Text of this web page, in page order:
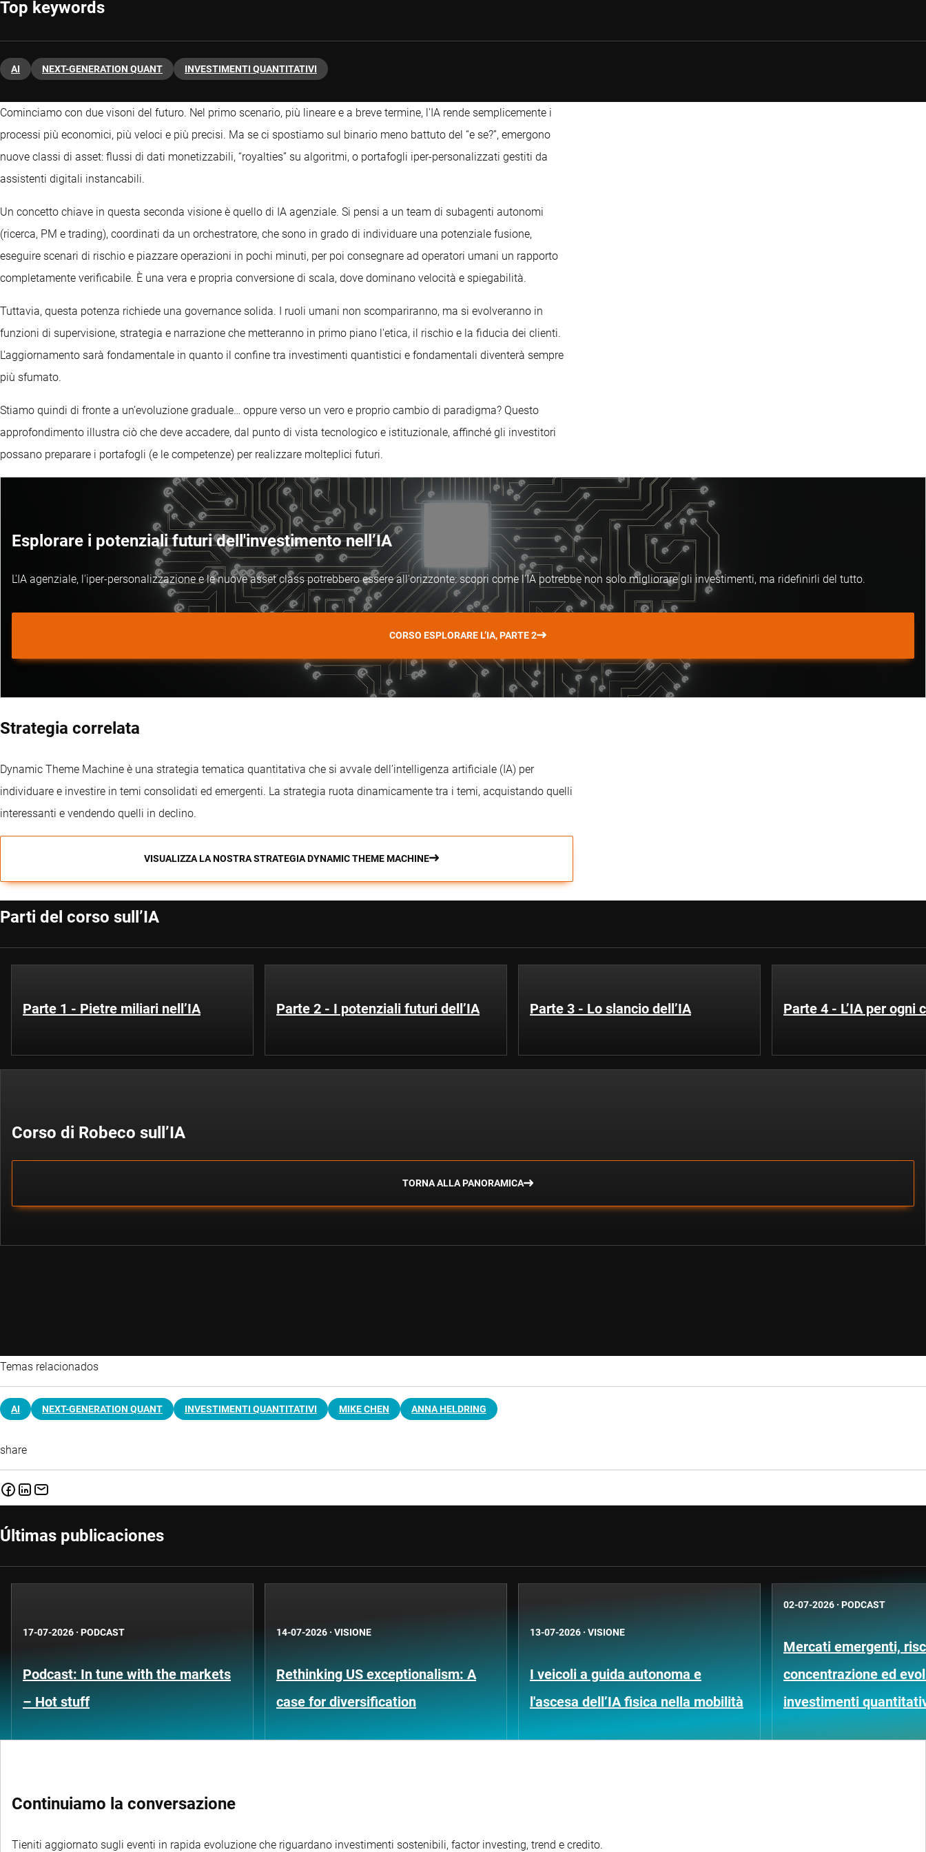
Top keywords
AI NEXT-GENERATION QUANT INVESTIMENTI QUANTITATIVI
Cominciamo con due visoni del futuro. Nel primo scenario, più lineare e a breve termine, l'IA rende semplicemente i
processi più economici, più veloci e più precisi. Ma se ci spostiamo sul binario meno battuto del “e se?”, emergono
nuove classi di asset: flussi di dati monetizzabili, “royalties” su algoritmi, o portafogli iper-personalizzati gestiti da
assistenti digitali instancabili.
Un concetto chiave in questa seconda visione è quello di IA agenziale. Si pensi a un team di subagenti autonomi
(ricerca, PM e trading), coordinati da un orchestratore, che sono in grado di individuare una potenziale fusione,
eseguire scenari di rischio e piazzare operazioni in pochi minuti, per poi consegnare ad operatori umani un rapporto
completamente verificabile. È una vera e propria conversione di scala, dove dominano velocità e spiegabilità.
Tuttavia, questa potenza richiede una governance solida. I ruoli umani non scompariranno, ma si evolveranno in
funzioni di supervisione, strategia e narrazione che metteranno in primo piano l'etica, il rischio e la fiducia dei clienti.
L'aggiornamento sarà fondamentale in quanto il confine tra investimenti quantistici e fondamentali diventerà sempre
più sfumato.
Stiamo quindi di fronte a un’evoluzione graduale… oppure verso un vero e proprio cambio di paradigma? Questo
approfondimento illustra ciò che deve accadere, dal punto di vista tecnologico e istituzionale, affinché gli investitori
possano preparare i portafogli (e le competenze) per realizzare molteplici futuri.
Esplorare i potenziali futuri dell'investimento nell’IA
L'IA agenziale, l'iper-personalizzazione e le nuove asset class potrebbero essere all'orizzonte: scopri come l'IA potrebbe non solo migliorare gli investimenti, ma ridefinirli del tutto.
CORSO ESPLORARE L’IA, PARTE 2
Strategia correlata
Dynamic Theme Machine è una strategia tematica quantitativa che si avvale dell’intelligenza artificiale (IA) per
individuare e investire in temi consolidati ed emergenti. La strategia ruota dinamicamente tra i temi, acquistando quelli
interessanti e vendendo quelli in declino.
VISUALIZZA LA NOSTRA STRATEGIA DYNAMIC THEME MACHINE
Parti del corso sull’IA
Parte 1 - Pietre miliari nell’IA Parte 2 - I potenziali futuri dell’IA Parte 3 - Lo slancio dell’IA Parte 4 - L’IA per ogni
Corso di Robeco sull’IA
TORNA ALLA PANORAMICA
Temas relacionados
AI NEXT-GENERATION QUANT INVESTIMENTI QUANTITATIVI MIKE CHEN ANNA HELDRING
share
Últimas publicaciones
17-07-2026 · PODCAST
Podcast: In tune with the markets
– Hot stuff
14-07-2026 · VISIONE
Rethinking US exceptionalism: A
case for diversification
13-07-2026 · VISIONE
I veicoli a guida autonoma e
l'ascesa dell’IA fisica nella mobilità
02-07-2026 · PODCAST
Mercati emergenti,
concentrazione ed
investimenti
Continuiamo la conversazione
Tieniti aggiornato sugli eventi in rapida evoluzione che riguardano investimenti sostenibili, factor investing, trend e credito.